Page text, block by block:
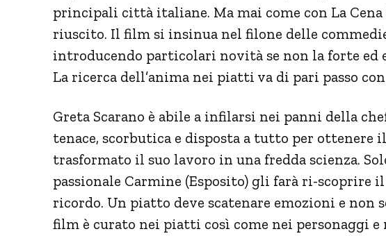
principali città italiane. Ma mai come con La
riuscito. Il film si insinua nel filone delle
introducendo particolari novità se non la forte ed
La ricerca dell’anima nei piatti va di pari passo
Greta Scarano è abile a infilarsi nei panni della
tenace, scorbutica e disposta a tutto per ottenere
trasformato il suo lavoro in una fredda scienza.
passionale Carmine (Esposito) gli farà ri-scoprire
ricordo. Un piatto deve scatenare emozioni e non
film è curato nei piatti così come nei personaggi